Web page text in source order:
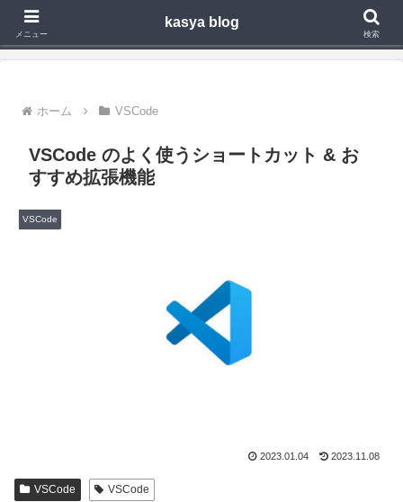
Webアプリ,モバイルアプリの開発や技術検証で得た知見を発信
ホーム VSCode
VSCode のよく使うショートカット & お
すすめ拡張機能
VSCode
2023.01.04 2023.11.08
VSCode VSCode
メニュー
kasya blog
検索